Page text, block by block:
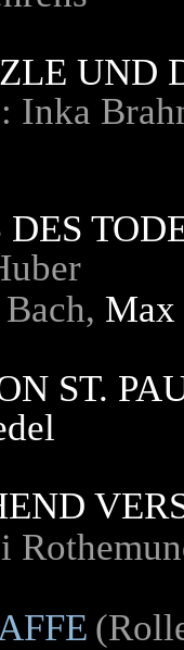
UND
Inka
ST.